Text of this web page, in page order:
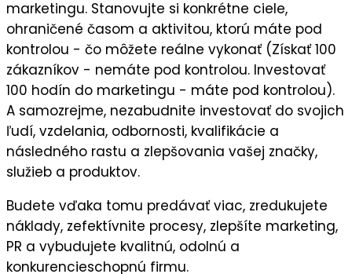
marketingu. Stanovujte si konkrétne ciele,
ohraničené časom a aktivitou, ktorú máte pod
kontrolou - čo môžete reálne vykonať (Získať 100
zákazníkov - nemáte pod kontrolou. Investovať
100 hodín do marketingu - máte pod kontrolou).
A samozrejme, nezabudnite investovať do svojich
ľudí, vzdelania, odbornosti, kvalifikácie a
následného rastu a zlepšovania vašej značky,
služieb a produktov.
Budete vďaka tomu predávať viac, zredukujete
náklady, zefektívnite procesy, zlepšíte marketing,
PR a vybudujete kvalitnú, odolnú a
konkurencieschopnú firmu.